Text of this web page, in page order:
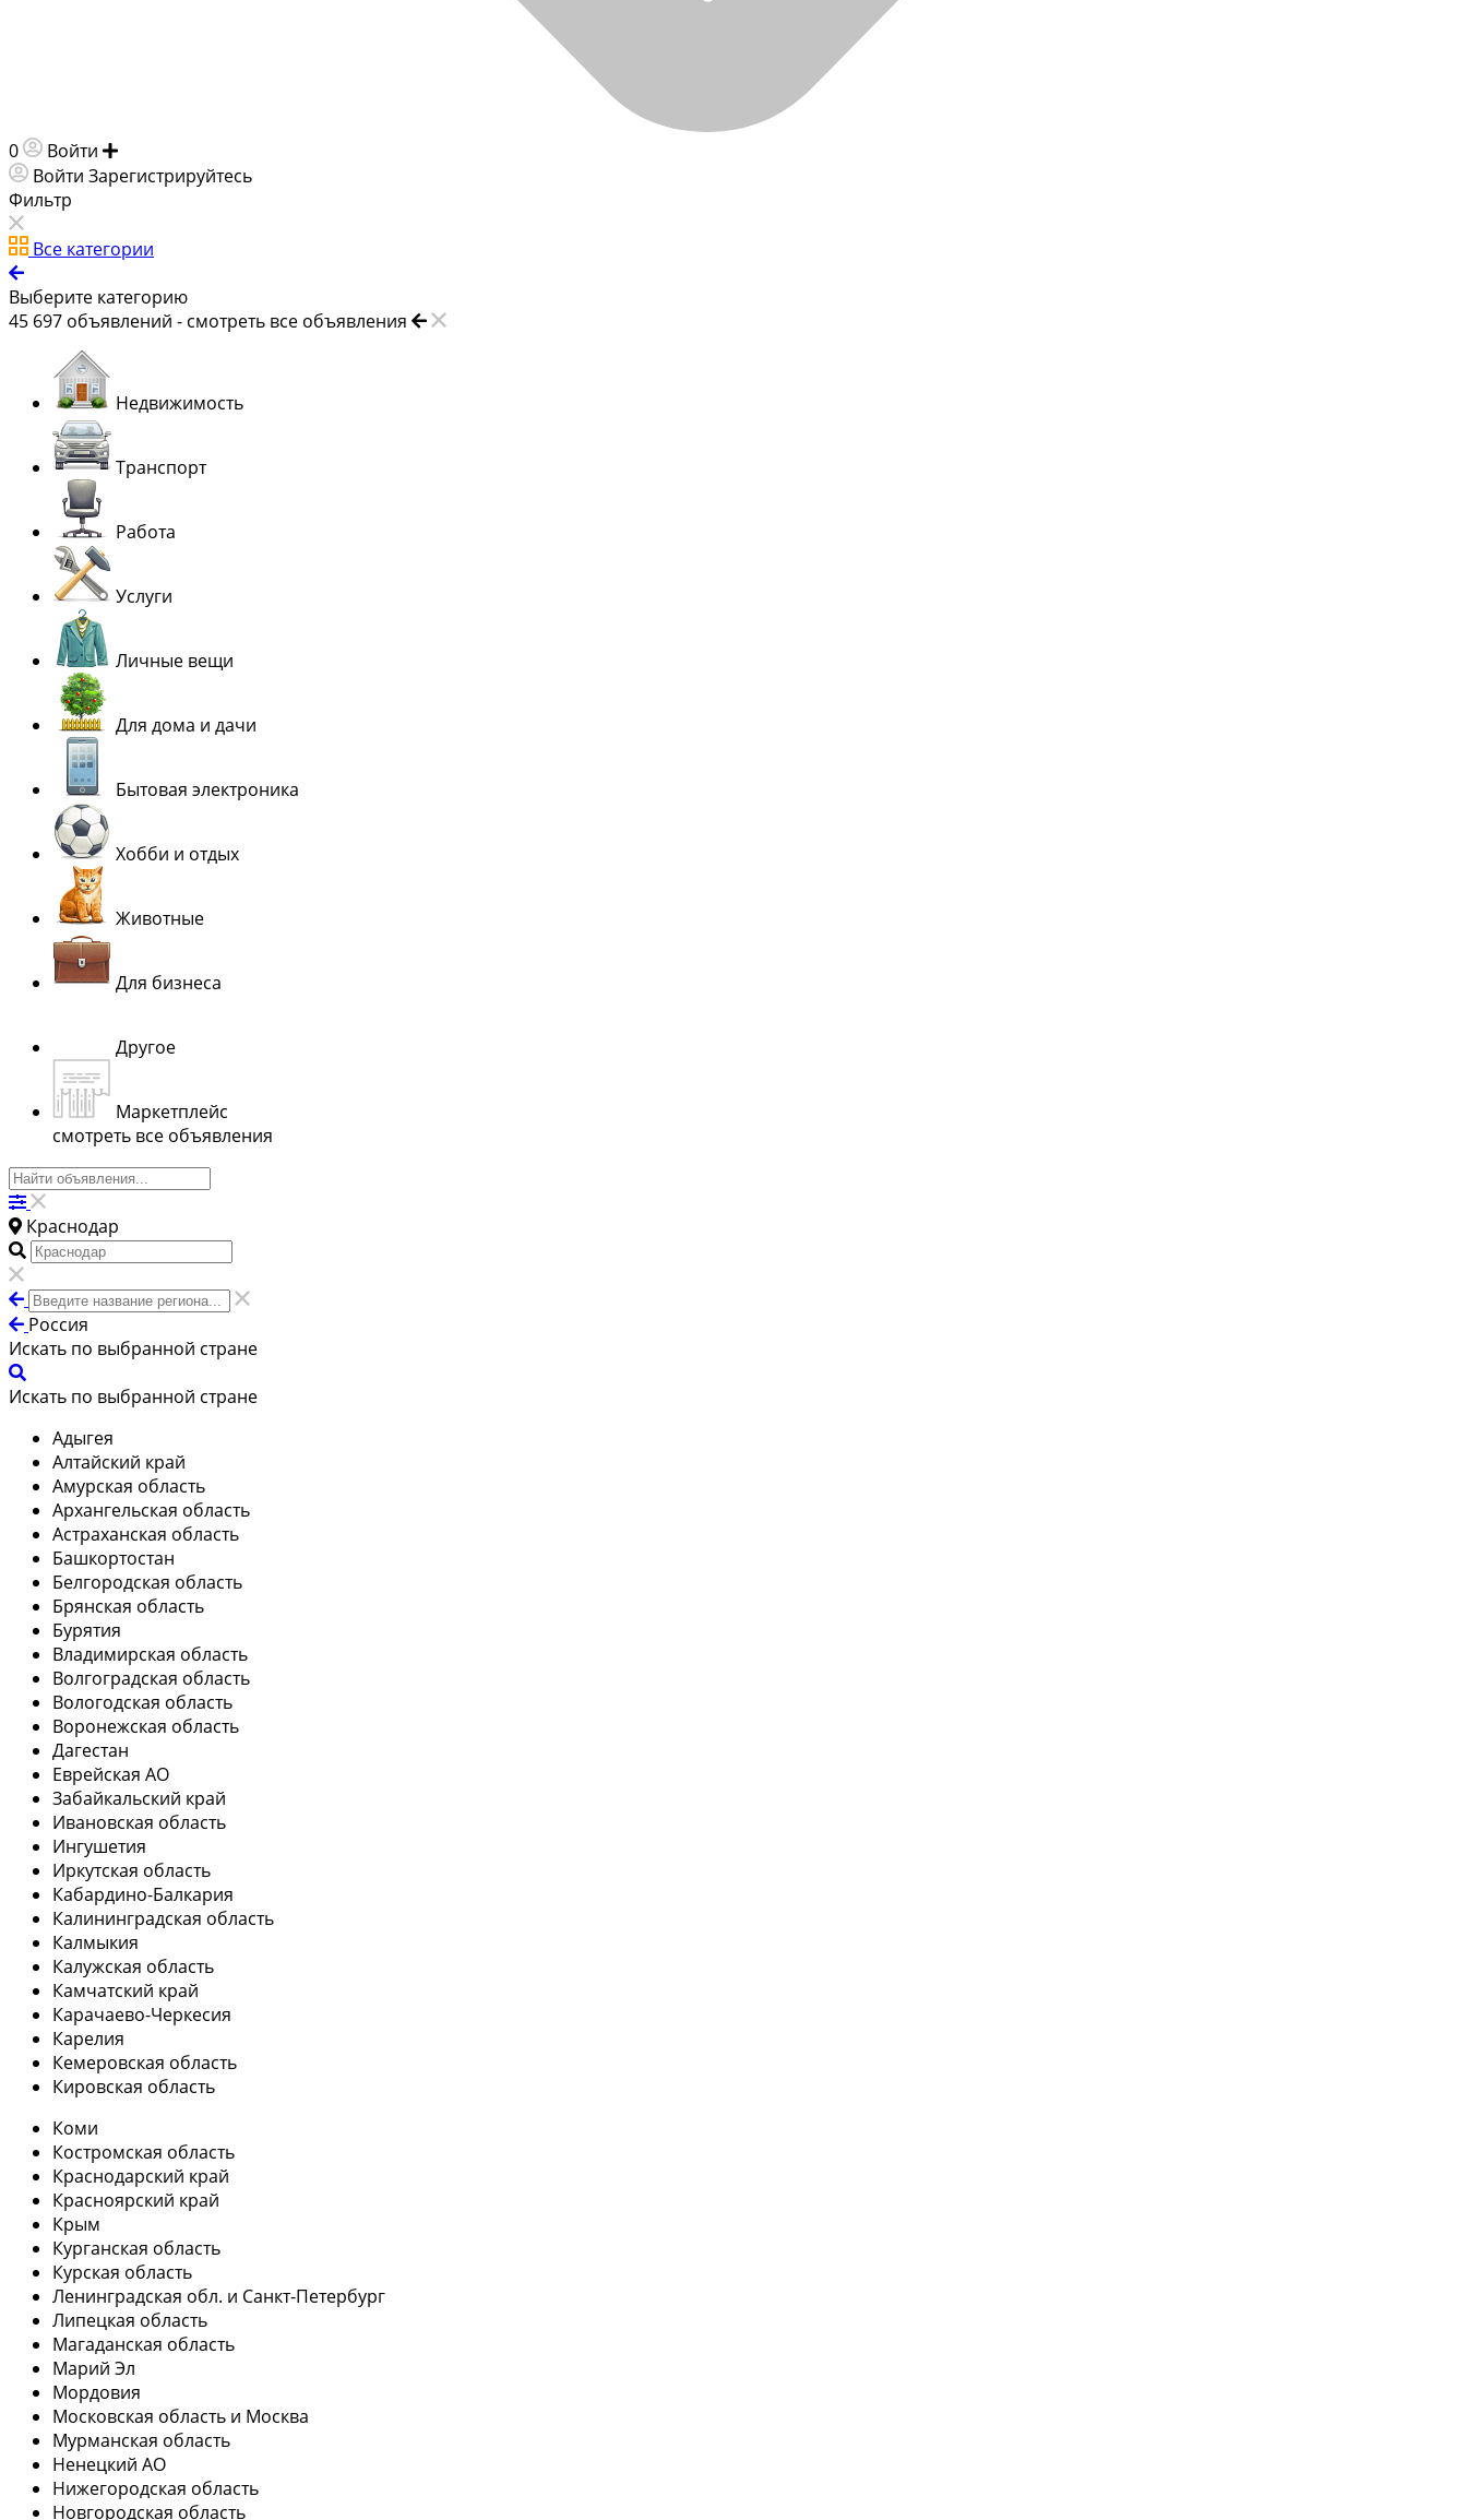
0 Войти
Войти Зарегистрируйтесь
Фильтр
Все категории
Выберите категорию
45 697 объявлений - смотреть все объявления
Недвижимость
Транспорт
Работа
Услуги
Личные вещи
Для дома и дачи
Бытовая электроника
Хобби и отдых
Животные
Для бизнеса
Другое
Маркетплейс
смотреть все объявления
Краснодар
Россия
Искать по выбранной стране
Искать по выбранной стране
Адыгея
Алтайский край
Амурская область
Архангельская область
Астраханская область
Башкортостан
Белгородская область
Брянская область
Бурятия
Владимирская область
Волгоградская область
Вологодская область
Воронежская область
Дагестан
Еврейская АО
Забайкальский край
Ивановская область
Ингушетия
Иркутская область
Кабардино-Балкария
Калининградская область
Калмыкия
Калужская область
Камчатский край
Карачаево-Черкесия
Карелия
Кемеровская область
Кировская область
Коми
Костромская область
Краснодарский край
Красноярский край
Крым
Курганская область
Курская область
Ленинградская обл. и Санкт-Петербург
Липецкая область
Магаданская область
Марий Эл
Мордовия
Московская область и Москва
Мурманская область
Ненецкий АО
Нижегородская область
Новгородская область